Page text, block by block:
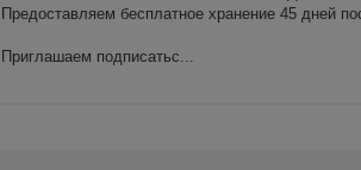
Предоставляем бесплатное хранение 45 дней
Приглашаем подписатьс...